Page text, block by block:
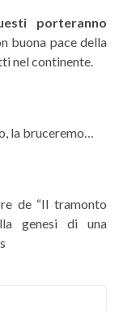
porteranno
buona pace della
nel continente.
la bruceremo…
de “Il tramonto
genesi di una